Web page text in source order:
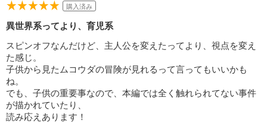
購入済み
異世界系ってより、育児系
スピンオフなんだけど、主人公を変えたってより、視点を変え
た感じ。
子供から見たムコウダの冒険が見れるって言ってもいいかも
ね。
でも、子供の重要事なので、本編では全く触れられてない事件
が描かれていたり、
読み応えあります！